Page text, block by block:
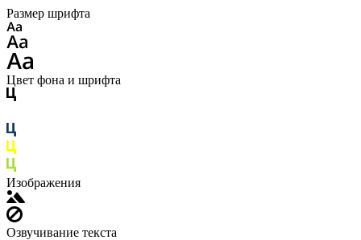
Размер шрифта
Цвет фона и шрифта
Изображения
Озвучивание текста